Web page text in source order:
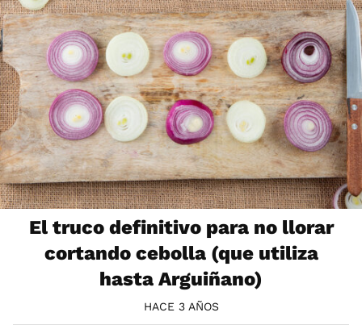
El truco definitivo para no llorar
cortando cebolla (que utiliza
hasta Arguiñano)
HACE 3 AÑOS